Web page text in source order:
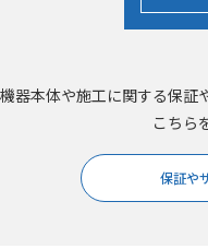
機器本体や施工に関する保証
こちら
保証や